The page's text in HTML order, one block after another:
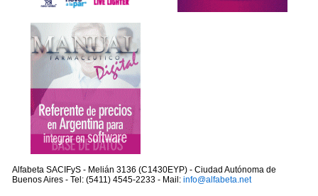
Alfabeta SACIFyS - Melián 3136 (C1430EYP) - Ciudad Autónoma de
Buenos Aires - Tel: (5411) 4545-2233 - Mail: info@alfabeta.net